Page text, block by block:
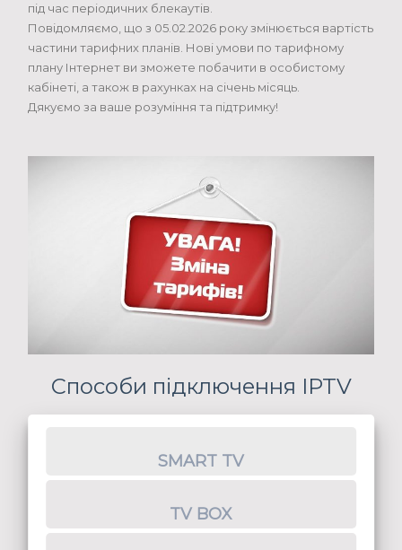
під час періодичних блекаутів.
Повідомляємо, що з 05.02.2026 року змінюється вартість
частини тарифних планів. Нові умови по тарифному
плану Інтернет ви зможете побачити в особистому
кабінеті, а також в рахунках на січень місяць.
Дякуємо за ваше розуміння та підтримку!
Способи підключення IPTV
SMART TV
TV BOX